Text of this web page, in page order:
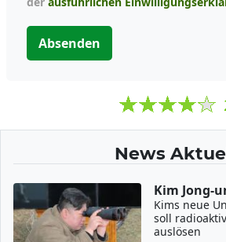
Absenden
News
Kim Jong-
Kims neue
soll
auslösen